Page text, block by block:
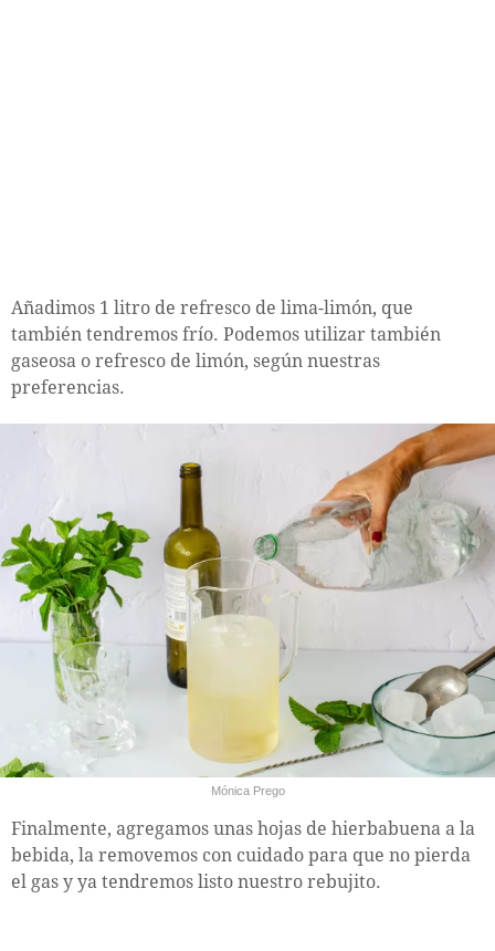
Añadimos 1 litro de refresco de lima-limón, que
también tendremos frío. Podemos utilizar también
gaseosa o refresco de limón, según nuestras
preferencias.
Mónica Prego
Finalmente, agregamos unas hojas de hierbabuena a la
bebida, la removemos con cuidado para que no pierda
el gas y ya tendremos listo nuestro rebujito.